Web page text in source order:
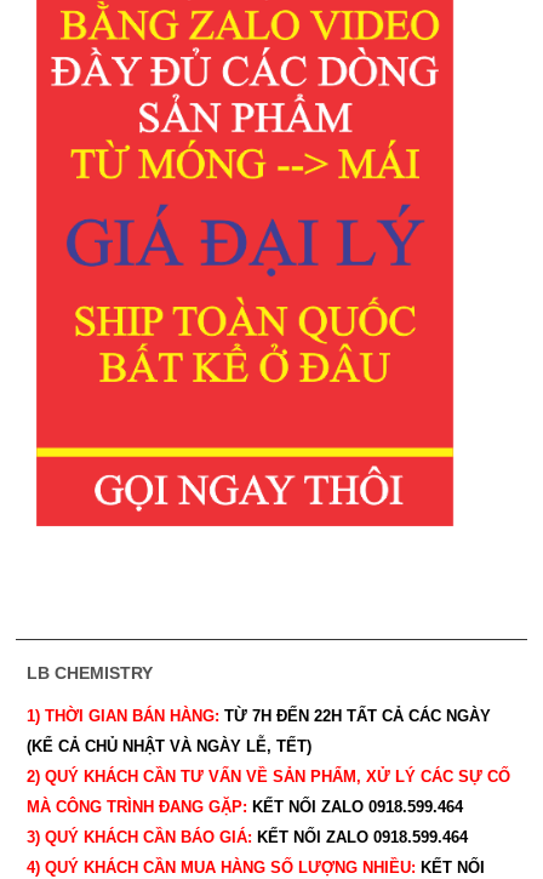
LB CHEMISTRY
1) THỜI GIAN BÁN HÀNG: TỪ 7H ĐẾN 22H TẤT CẢ CÁC NGÀY
(KỂ CẢ CHỦ NHẬT VÀ NGÀY LỄ, TẾT)
2) QUÝ KHÁCH CẦN TƯ VẤN VỀ SẢN PHẨM, XỬ LÝ CÁC SỰ CỐ
MÀ CÔNG TRÌNH ĐANG GẶP: KẾT NỐI ZALO 0918.599.464
3) QUÝ KHÁCH CẦN BÁO GIÁ: KẾT NỐI ZALO 0918.599.464
4) QUÝ KHÁCH CẦN MUA HÀNG SỐ LƯỢNG NHIỀU: KẾT NỐI